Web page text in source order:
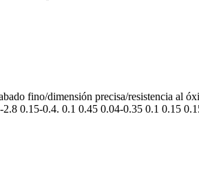
fino/dimensión precisa/resistencia al
2.8 0.15-0.4. 0.1 0.45 0.04-0.35 0.1 0.15